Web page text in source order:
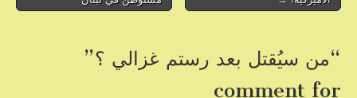
k
navigation
“من سيُقتل بعد رستم غزالي ؟”
comment for